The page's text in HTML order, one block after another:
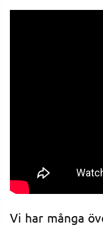
Vi har många